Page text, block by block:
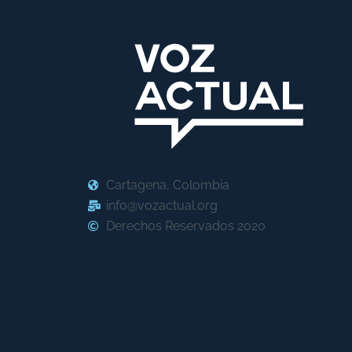
Cartagena, Colombia
info@vozactual.org
Derechos Reservados 2020